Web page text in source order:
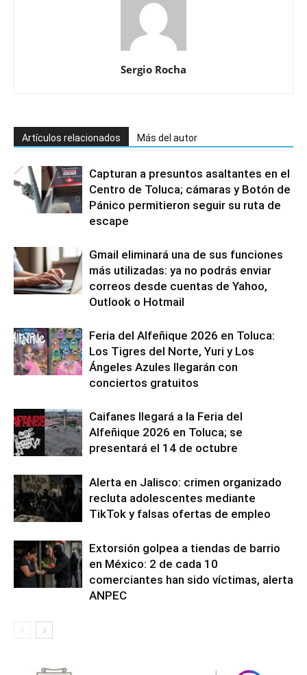
Sergio Rocha
Artículos relacionados Más del autor
Capturan a presuntos asaltantes en el
Centro de Toluca; cámaras y Botón de
Pánico permitieron seguir su ruta de
escape
Gmail eliminará una de sus funciones
más utilizadas: ya no podrás enviar
correos desde cuentas de Yahoo,
Outlook o Hotmail
Feria del Alfeñique 2026 en Toluca:
Los Tigres del Norte, Yuri y Los
Ángeles Azules llegarán con
conciertos gratuitos
Caifanes llegará a la Feria del
Alfeñique 2026 en Toluca; se
presentará el 14 de octubre
Alerta en Jalisco: crimen organizado
recluta adolescentes mediante
TikTok y falsas ofertas de empleo
Extorsión golpea a tiendas de barrio
en México: 2 de cada 10
comerciantes han sido víctimas, alerta
ANPEC